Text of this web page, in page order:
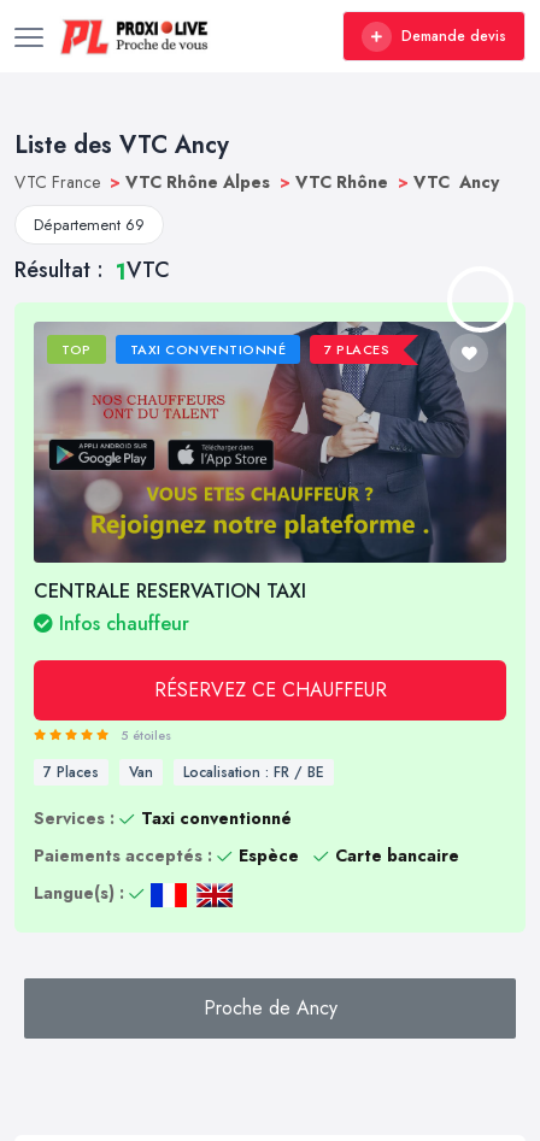
Demande devis
Liste des VTC Ancy
VTC France > VTC Rhône Alpes > VTC Rhône > VTC Ancy
Département 69
Résultat : 1VTC
TOP TAXI CONVENTIONNÉ 7 PLACES
CENTRALE RESERVATION TAXI
Infos chauffeur
RÉSERVEZ CE CHAUFFEUR
5 étoiles
7 Places Van Localisation : FR / BE
Services :
Taxi conventionné
Paiements acceptés :
Espèce
Carte bancaire
Langue(s) :
Proche de Ancy